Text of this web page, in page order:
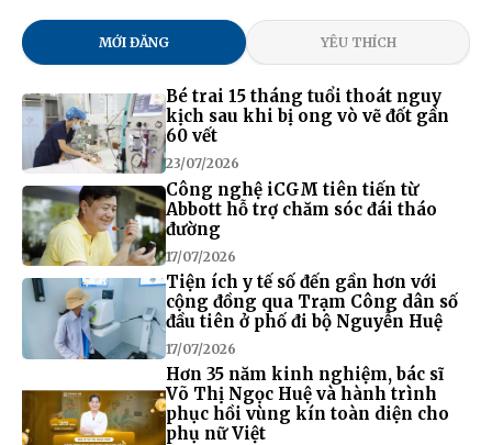
MỚI ĐĂNG YÊU THÍCH
Bé trai 15 tháng tuổi thoát nguy
kịch sau khi bị ong vò vẽ đốt gần
60 vết
23/07/2026
Công nghệ iCGM tiên tiến từ
Abbott hỗ trợ chăm sóc đái tháo
đường
17/07/2026
Tiện ích y tế số đến gần hơn với
cộng đồng qua Trạm Công dân số
đầu tiên ở phố đi bộ Nguyễn Huệ
17/07/2026
Hơn 35 năm kinh nghiệm, bác sĩ
Võ Thị Ngọc Huệ và hành trình
phục hồi vùng kín toàn diện cho
phụ nữ Việt